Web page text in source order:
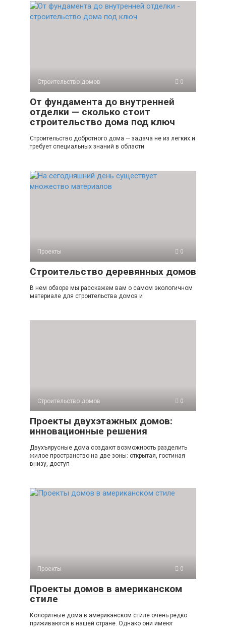
Строительство домов 0
От фундамента до внутренней
отделки — сколько стоит
строительство дома под ключ
Строительство добротного дома — задача не из легких и
требует специальных знаний в области
Проекты 0
Строительство деревянных домов
В нем обзоре мы расскажем вам о самом экологичном
материале для строительства домов и
Строительство домов 0
Проекты двухэтажных домов:
инновационные решения
Двухъярусные дома создают возможность разделить
жилое пространство на две зоны: открытая, гостиная
внизу, доступ
Проекты 0
Проекты домов в американском
стиле
Колоритные дома в американском стиле очень редко
приживаются в нашей стране. Однако они имеют